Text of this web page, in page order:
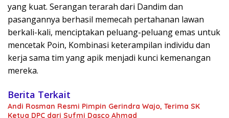
yang kuat. Serangan terarah dari Dandim dan
pasangannya berhasil memecah pertahanan lawan
berkali-kali, menciptakan peluang-peluang emas untuk
mencetak Poin, Kombinasi keterampilan individu dan
kerja sama tim yang apik menjadi kunci kemenangan
mereka.
Berita Terkait
Andi Rosman Resmi Pimpin Gerindra Wajo, Terima SK
Ketua DPC dari Sufmi Dasco Ahmad